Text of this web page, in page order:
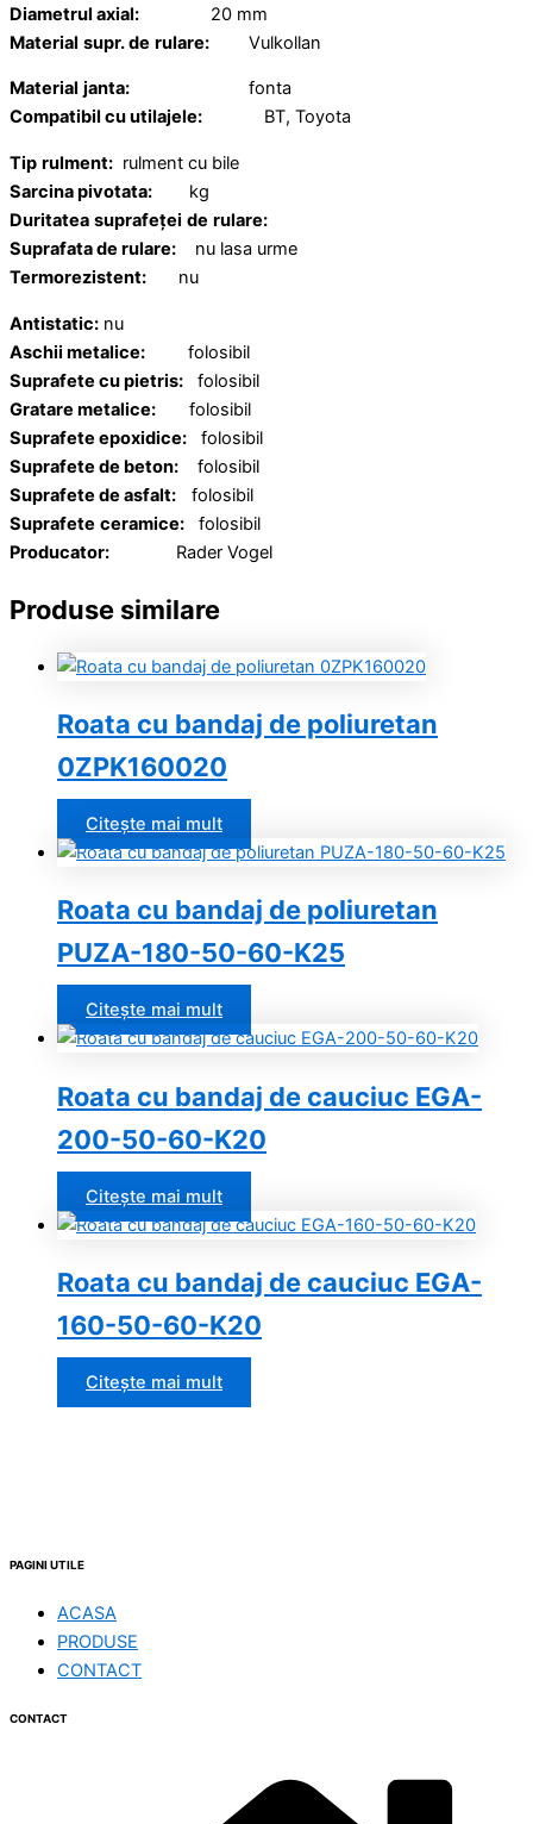
Diametrul axial: 20 mm
Material supr. de rulare: Vulkollan
Material janta: fonta
Compatibil cu utilajele: BT, Toyota
Tip rulment: rulment cu bile
Sarcina pivotata:
kg
Duritatea suprafeței de rulare:
Suprafata de rulare: nu lasa urme
Termorezistent: nu
Antistatic: nu
Aschii metalice: folosibil
Suprafete cu pietris: folosibil
Gratare metalice: folosibil
Suprafete epoxidice: folosibil
Suprafete de beton: folosibil
Suprafete de asfalt:
folosibil
Suprafete ceramice: folosibil
Producator: Rader Vogel
Produse similare
Roata cu bandaj de poliuretan
0ZPK160020
Citește mai mult
Roata cu bandaj de poliuretan
PUZA-180-50-60-K25
Citește mai mult
Roata cu bandaj de cauciuc EGA-
200-50-60-K20
Citește mai mult
Roata cu bandaj de cauciuc EGA-
160-50-60-K20
Citește mai mult
PAGINI UTILE
ACASA
PRODUSE
CONTACT
CONTACT